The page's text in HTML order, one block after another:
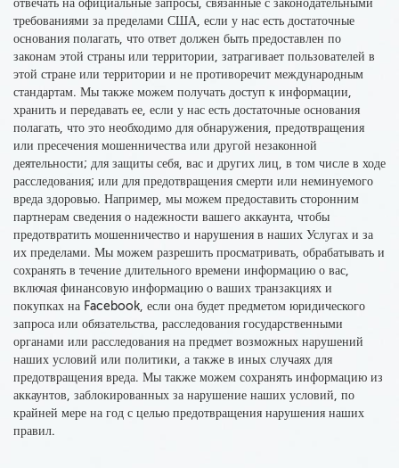
отвечать на официальные запросы, связанные с законодательными
требованиями за пределами США, если у нас есть достаточные
основания полагать, что ответ должен быть предоставлен по
законам этой страны или территории, затрагивает пользователей в
этой стране или территории и не противоречит международным
стандартам. Мы также можем получать доступ к информации,
хранить и передавать ее, если у нас есть достаточные основания
полагать, что это необходимо для обнаружения, предотвращения
или пресечения мошенничества или другой незаконной
деятельности; для защиты себя, вас и других лиц, в том числе в ходе
расследования; или для предотвращения смерти или неминуемого
вреда здоровью. Например, мы можем предоставить сторонним
партнерам сведения о надежности вашего аккаунта, чтобы
предотвратить мошенничество и нарушения в наших Услугах и за
их пределами. Мы можем разрешить просматривать, обрабатывать и
сохранять в течение длительного времени информацию о вас,
включая финансовую информацию о ваших транзакциях и
покупках на Facebook, если она будет предметом юридического
запроса или обязательства, расследования государственными
органами или расследования на предмет возможных нарушений
наших условий или политики, а также в иных случаях для
предотвращения вреда. Мы также можем сохранять информацию из
аккаунтов, заблокированных за нарушение наших условий, по
крайней мере на год с целью предотвращения нарушения наших
правил.